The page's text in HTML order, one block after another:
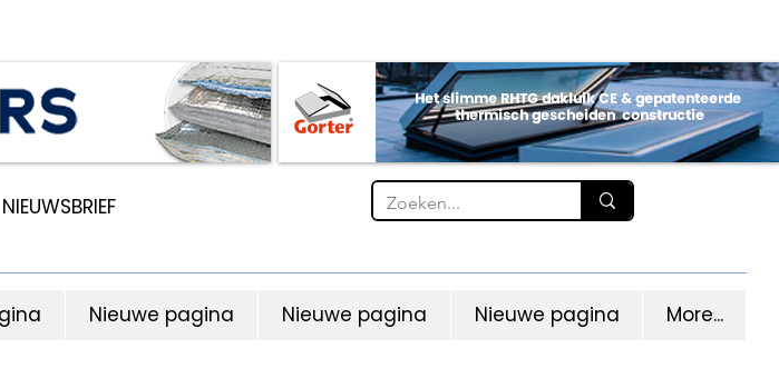
NIEUWSBRIEF
Nieuwe pagina Nieuwe pagina Nieuwe pagina More...